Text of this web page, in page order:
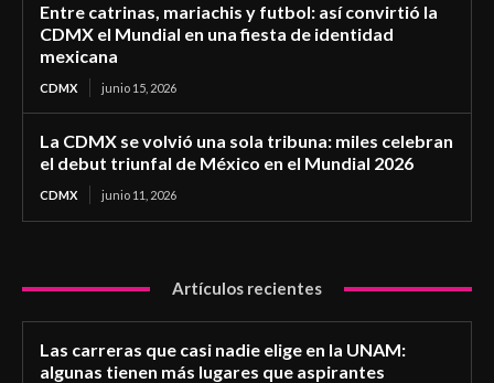
Entre catrinas, mariachis y futbol: así convirtió la
CDMX el Mundial en una fiesta de identidad
mexicana
CDMX junio 15, 2026
La CDMX se volvió una sola tribuna: miles celebran
el debut triunfal de México en el Mundial 2026
CDMX junio 11, 2026
Artículos recientes
Las carreras que casi nadie elige en la UNAM:
algunas tienen más lugares que aspirantes